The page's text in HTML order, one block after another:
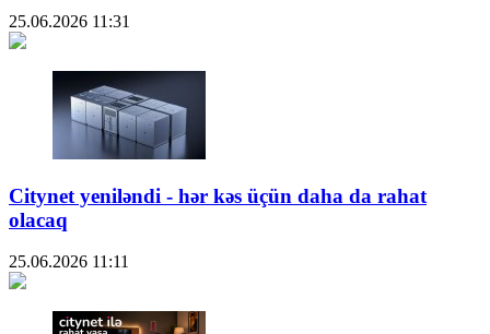
25.06.2026 11:31
Citynet yeniləndi - hər kəs üçün daha da rahat
olacaq
25.06.2026 11:11